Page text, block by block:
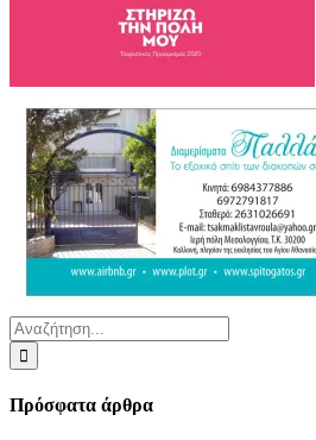
Αναζήτηση
για:
Πρόσφατα άρθρα